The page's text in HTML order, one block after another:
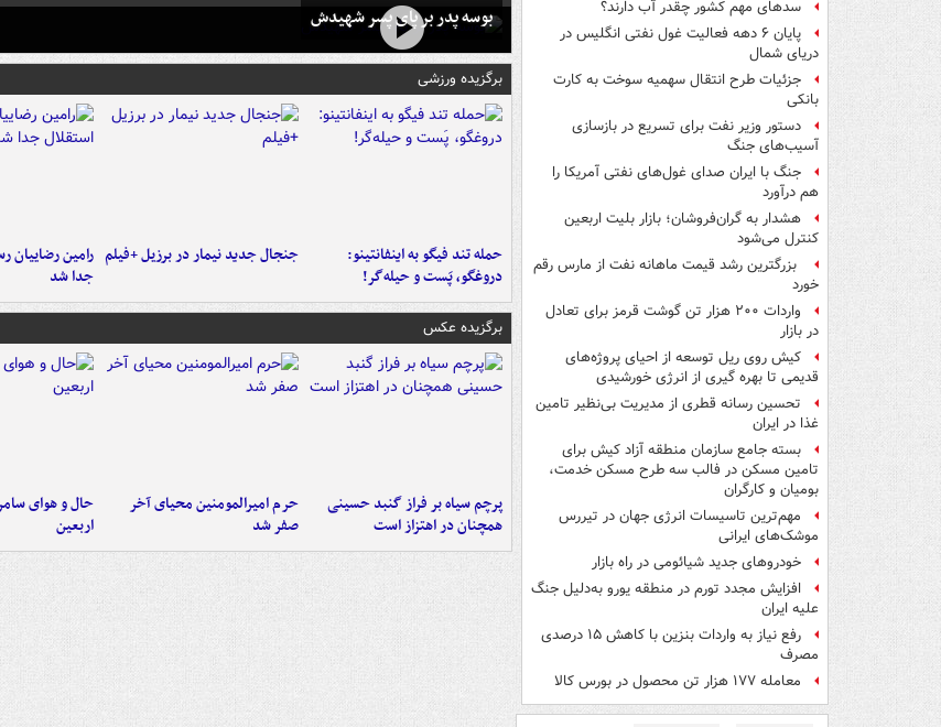
سدهای مهم کشور چقدر آب دارند؟
پایان ۶ دهه فعالیت غول نفتی انگلیس در
دریای شمال
جزئیات طرح انتقال سهمیه سوخت به کارت
بانکی
دستور وزیر نفت برای تسریع در بازسازی
آسیب‌های جنگ
جنگ با ایران صدای غول‌های نفتی آمریکا را
هم درآورد
هشدار به گران‌فروشان؛ بازار بلیت اربعین
کنترل می‌شود
بزرگترین رشد قیمت ماهانه نفت از مارس رقم
خورد
واردات ۲۰۰ هزار تن گوشت قرمز برای تعادل
در بازار
کیش روی ریل توسعه از احیای پروژه‌های
قدیمی تا بهره گیری از انرژی خورشیدی
تحسین رسانه قطری از مدیریت بی‌نظیر تامین
غذا در ایران
بسته جامع سازمان منطقه آزاد کیش برای
تامین مسکن در فالب سه طرح مسکن خدمت،
بومیان و کارگران
مهم‌ترین تاسیسات انرژی جهان در تیررس
موشک‌های ایرانی
خودروهای جدید شیائومی در راه بازار
افزایش مجدد تورم در منطقه یورو به‌دلیل جنگ
علیه ایران
رفع نیاز به واردات بنزین با کاهش ۱۵ درصدی
مصرف
معامله ۱۷۷ هزار تن محصول در بورس کالا
بوسه‌ پدر بر پای پسر شهیدش
برگزیده ورزشی
حمله تند فیگو به اینفانتینو:
دروغگو، پَست‌ و حیله‌گر!
جنجال جدید نیمار در برزیل +فیلم رامین رضاییان
جدا شد
برگزیده عکس
پرچم سیاه بر فراز گنبد حسینی
همچنان در اهتزاز است
حرم امیرالمومنین محیای آخر
صفر شد
حال و هوای
اربعین